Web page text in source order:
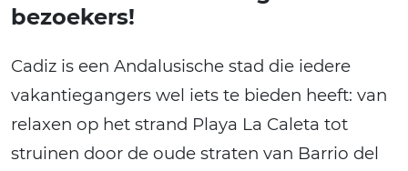
bezoekers!
Cadiz is een Andalusische stad die iedere
vakantiegangers wel iets te bieden heeft: van
relaxen op het strand Playa La Caleta tot
struinen door de oude straten van Barrio del